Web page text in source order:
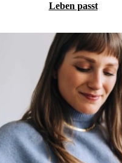
Leben passt
Erstmals zum Newsletter
15 € sparen!
Verpasse kein Angebot mehr.
Gutschein anfordern